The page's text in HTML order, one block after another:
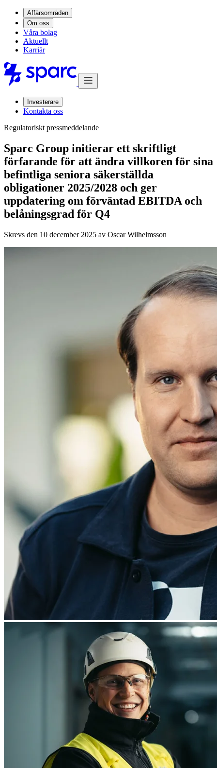
Affärsområden
Om oss
Våra bolag
Aktuellt
Karriär
Investerare
Kontakta oss
Regulatoriskt pressmeddelande
Sparc Group initierar ett skriftligt
förfarande för att ändra villkoren för sina
befintliga seniora säkerställda
obligationer 2025/2028 och ger
uppdatering om förväntad EBITDA och
belåningsgrad för Q4
Skrevs den 10 december 2025 av Oscar Wilhelmsson